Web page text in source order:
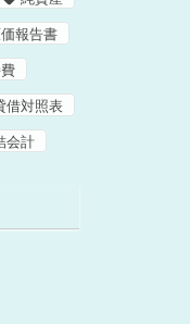
報告書
借対照表
会計